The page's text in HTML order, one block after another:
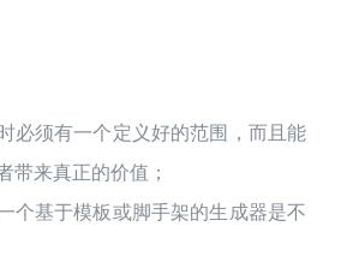
必须有一个定义好的范围，而且能
带来真正的价值；
个基于模板或脚手架的生成器是不